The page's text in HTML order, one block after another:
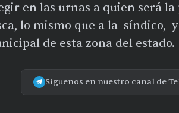
en las urnas a quien será
lo mismo que a la síndico,
de esta zona del estado.
Síguenos en nuestro canal de